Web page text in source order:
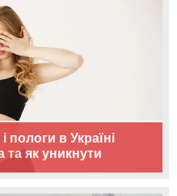
пологи в Україні
та як уникнути